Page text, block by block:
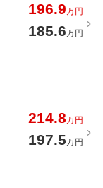
196.9万円
185.6万円
214.8万円
197.5万円